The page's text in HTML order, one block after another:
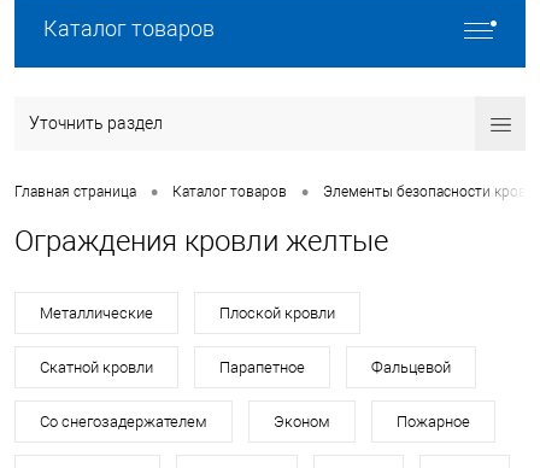
Каталог товаров
Уточнить раздел
Главная страница • Каталог товаров • Элементы безопасности
Ограждения кровли желтые
Металлические Плоской кровли
Скатной кровли Парапетное Фальцевой
Со снегозадержателем Эконом Пожарное